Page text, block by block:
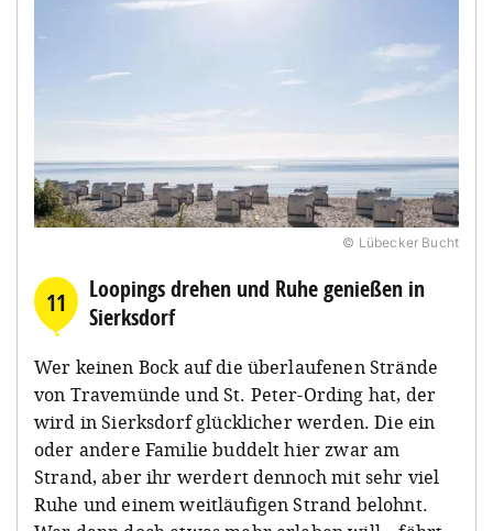
© Lübecker Bucht
11
Loopings drehen und Ruhe genießen in
Sierksdorf
Wer keinen Bock auf die überlaufenen Strände
von Travemünde und St. Peter-Ording hat, der
wird in Sierksdorf glücklicher werden. Die ein
oder andere Familie buddelt hier zwar am
Strand, aber ihr werdert dennoch mit sehr viel
Ruhe und einem weitläufigen Strand belohnt.